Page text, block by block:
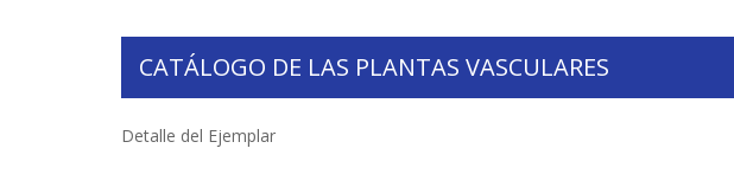
CATÁLOGO DE LAS PLANTAS VASCULARES
Detalle del Ejemplar